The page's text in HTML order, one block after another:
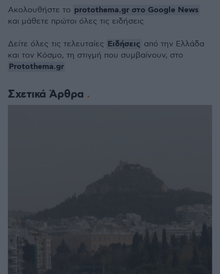
Σχετικά Άρθρα
Ακολουθήστε το protothema.gr στο Google News
και μάθετε πρώτοι όλες τις ειδήσεις
Δείτε όλες τις τελευταίες Ειδήσεις από την Ελλάδα
και τον Κόσμο, τη στιγμή που συμβαίνουν, στο
Protothema.gr